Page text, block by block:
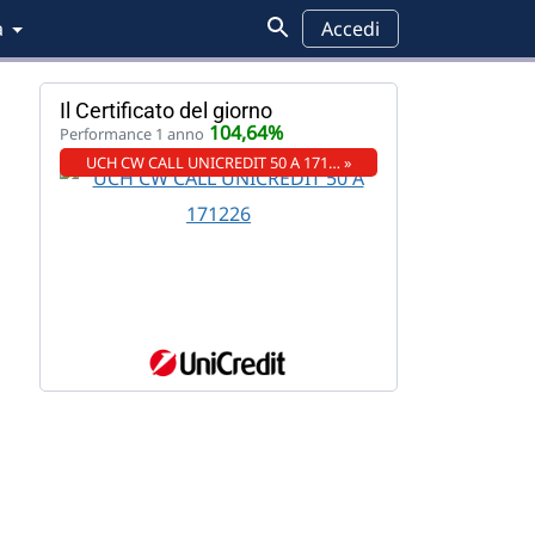
Accedi
Il Certificato del giorno
Performance 1 anno 104,64%
UCH CW CALL UNICREDIT 50 A 171… »